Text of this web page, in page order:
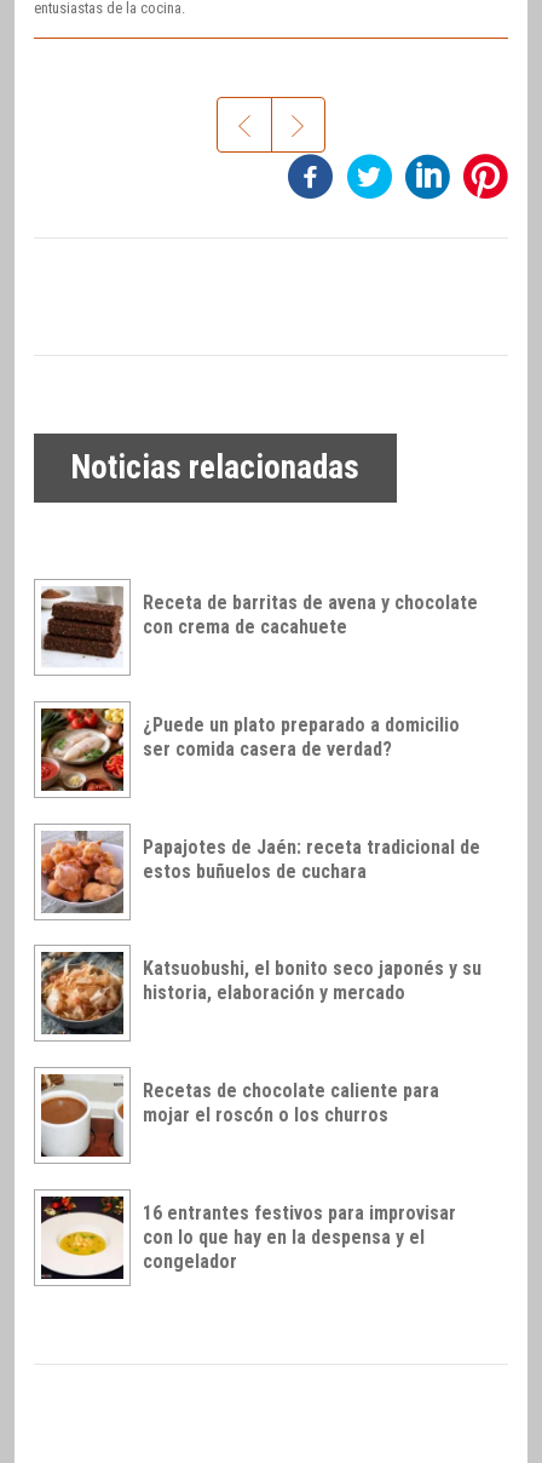
entusiastas de la cocina.
Noticias relacionadas
Receta de barritas de avena y chocolate
con crema de cacahuete
¿Puede un plato preparado a domicilio
ser comida casera de verdad?
Papajotes de Jaén: receta tradicional de
estos buñuelos de cuchara
Katsuobushi, el bonito seco japonés y su
historia, elaboración y mercado
Recetas de chocolate caliente para
mojar el roscón o los churros
16 entrantes festivos para improvisar
con lo que hay en la despensa y el
congelador